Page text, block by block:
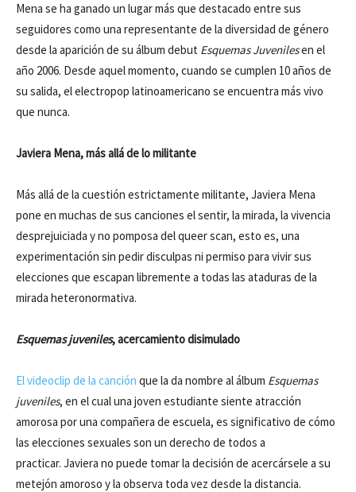
Mena se ha ganado un lugar más que destacado entre sus
seguidores como una representante de la diversidad de género
desde la aparición de su álbum debut Esquemas Juvenilesen el
año 2006. Desde aquel momento, cuando se cumplen 10 años de
su salida, el electropop latinoamericano se encuentra más vivo
que nunca.
Javiera Mena, más allá de lo militante
Más allá de la cuestión estrictamente militante, Javiera Mena
pone en muchas de sus canciones el sentir, la mirada, la vivencia
desprejuiciada y no pomposa del queer scan, esto es, una
experimentación sin pedir disculpas ni permiso para vivir sus
elecciones que escapan libremente a todas las ataduras de la
mirada heteronormativa.
Esquemas juveniles, acercamiento disimulado
El videoclip de la canción que la da nombre al álbum Esquemas
juveniles, en el cual una joven estudiante siente atracción
amorosa por una compañera de escuela, es significativo de cómo
las elecciones sexuales son un derecho de todos a
practicar. Javiera no puede tomar la decisión de acercársele a su
metejón amoroso y la observa toda vez desde la distancia.